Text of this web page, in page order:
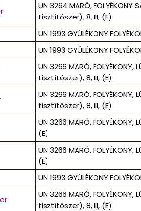
UN 3264 MARÓ, FOLYÉKONY
tisztítószer), 8, III, (E)
UN 1993 GYÚLÉKONY
UN 1993 GYÚLÉKONY
UN 3266 MARÓ, FOLYÉKONY,
tisztítószer), 8, III, (E)
UN 3266 MARÓ, FOLYÉKONY,
tisztítószer), 8, III, (E)
UN 3266 MARÓ,
(E)
UN 3266 MARÓ,
(E)
UN 1993 GYÚLÉKONY
UN 3266 MARÓ,
tisztítószer), 8, III, (E)